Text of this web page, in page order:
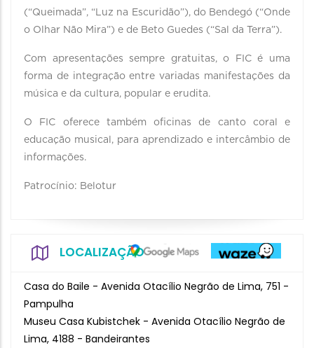
(“Queimada”, “Luz na Escuridão”), do Bendegó (“Onde
o Olhar Não Mira”) e de Beto Guedes (“Sal da Terra”).
Com apresentações sempre gratuitas, o FIC é uma
forma de integração entre variadas manifestações da
música e da cultura, popular e erudita.
O FIC oferece também oficinas de canto coral e
educação musical, para aprendizado e intercâmbio de
informações.
Patrocínio: Belotur
LOCALIZAÇÃO
Casa do Baile - Avenida Otacílio Negrão de Lima, 751 -
Pampulha
Museu Casa Kubistchek - Avenida Otacílio Negrão de
Lima, 4188 - Bandeirantes